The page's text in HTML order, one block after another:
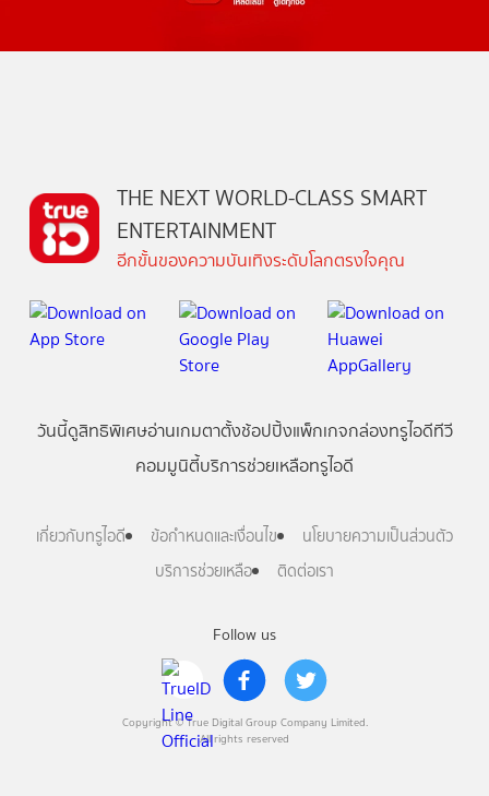
Follow us
Copyright © True Digital Group Company Limited.
All rights reserved
THE NEXT WORLD-CLASS SMART
ENTERTAINMENT
อีกขั้นของความบันเทิงระดับโลกตรงใจคุณ
วันนี้ดูสิทธิพิเศษอ่านเกมตาตั้งช้อปปิ้งแพ็กเกจกล่องทรูไอดีทีวี
คอมมูนิตี้บริการช่วยเหลือทรูไอดี
เกี่ยวกับทรูไอดี ข้อกำหนดและเงื่อนไข
นโยบายความเป็นส่วนตัว
บริการช่วยเหลือ
ติดต่อเรา